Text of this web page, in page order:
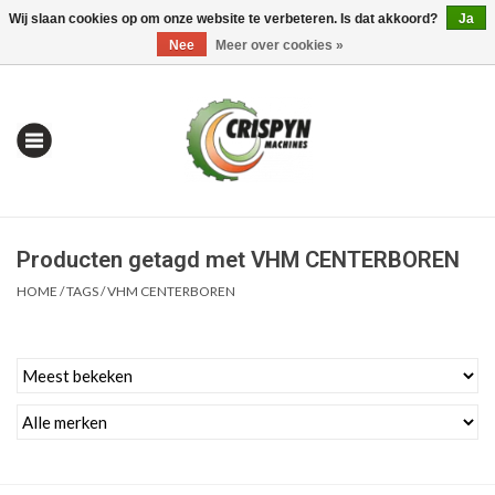
0 Artikelen - €0,00 Mijn account / Registreren
| Alles om te Meten |
Producten getagd met VHM CENTERBOREN
HOME /TAGS/VHM CENTERBOREN
Wij slaan cookies op om onze website te verbeteren. Is dat akkoord?
Ja
Nee
Meer over cookies »